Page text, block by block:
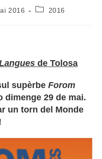
2016
Post2016
de Tolosa
supèrbe Forom
dimenge 29 de mai.
un torn del Monde